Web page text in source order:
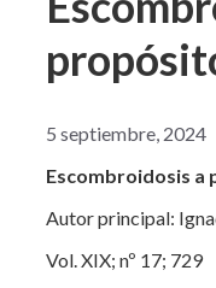
5 septiembre, 2024
Escombroidosis a
Autor principal:
Vol. XIX; nº 17; 729